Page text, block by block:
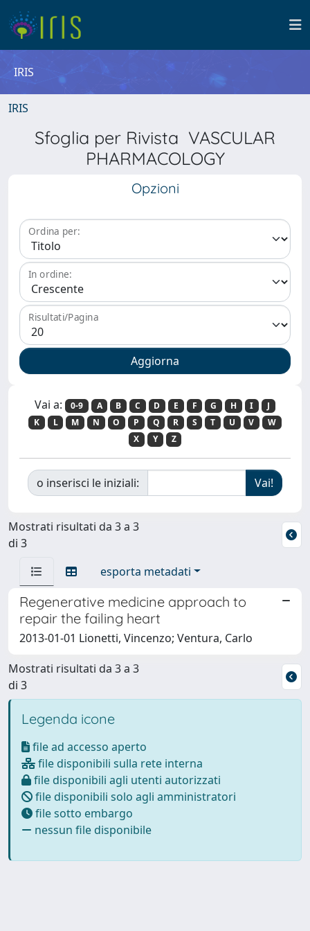
IRIS
IRIS
Sfoglia per Rivista VASCULAR
PHARMACOLOGY
Opzioni
Ordina per:
In ordine:
Risultati/Pagina
Vai a: 0-9 A B C D E F G H I
J
K
L M N O P Q R S T U V
W
X
Y Z
o inserisci le iniziali:
Mostrati risultati da 3 a 3
di 3
esporta metadati
Regenerative medicine approach to
repair the failing heart
2013-01-01 Lionetti, Vincenzo; Ventura, Carlo
Mostrati risultati da 3 a 3
di 3
Legenda icone
file ad accesso aperto
file disponibili sulla rete interna
file disponibili agli utenti autorizzati
file disponibili solo agli amministratori
file sotto embargo
nessun file disponibile